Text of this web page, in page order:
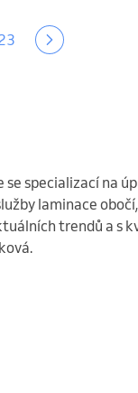
specializací na
laminace
trendů a s